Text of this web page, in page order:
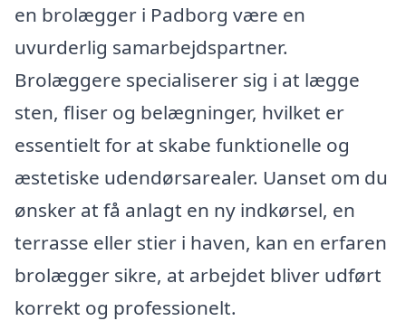
en brolægger i Padborg være en
uvurderlig samarbejdspartner.
Brolæggere specialiserer sig i at lægge
sten, fliser og belægninger, hvilket er
essentielt for at skabe funktionelle og
æstetiske udendørsarealer. Uanset om du
ønsker at få anlagt en ny indkørsel, en
terrasse eller stier i haven, kan en erfaren
brolægger sikre, at arbejdet bliver udført
korrekt og professionelt.